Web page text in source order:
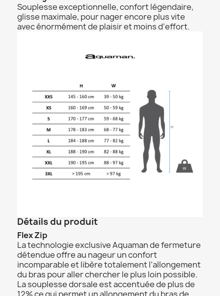
Souplesse exceptionnelle, confort légendaire,
glisse maximale, pour nager encore plus vite
avec énormément de plaisir et moins d’effort.
Détails du produit
Flex Zip
La technologie exclusive Aquaman de fermeture
détendue offre au nageur un confort
incomparable et libère totalement l’allongement
du bras pour aller chercher le plus loin possible.
La souplesse dorsale est accentuée de plus de